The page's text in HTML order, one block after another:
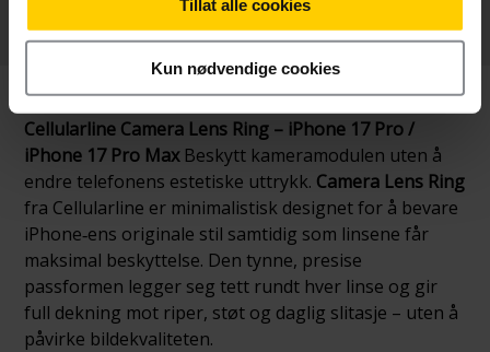
Tillat alle cookies
Kun nødvendige cookies
Produktinformasjon
Cellularline Camera Lens Ring – iPhone 17 Pro /
iPhone 17 Pro MaxBeskytt kameramodulen uten å
endre telefonens estetiske uttrykk. Camera Lens Ring
fra Cellularline er minimalistisk designet for å bevare
iPhone‑ens originale stil samtidig som linsene får
maksimal beskyttelse. Den tynne, presise
passformen legger seg tett rundt hver linse og gir
full dekning mot riper, støt og daglig slitasje – uten å
påvirke bildekvaliteten.